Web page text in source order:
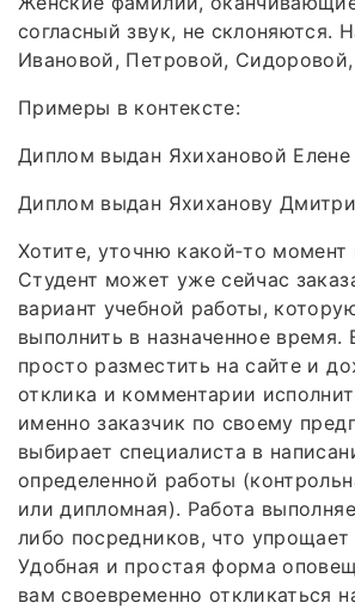
согласный звук, не склоняются.
Ивановой, Петровой,
Примеры в контексте:
Диплом выдан Яхихановой Елене
Диплом выдан Яхиханову
Хотите, уточню какой‑то момент
Студент может уже сейчас
вариант учебной работы,
выполнить в назначенное время.
просто разместить на сайте и
отклика и комментарии
именно заказчик по своему
выбирает специалиста в
определенной работы
или дипломная). Работа
либо посредников, что упрощает
Удобная и простая форма
вам своевременно откликаться